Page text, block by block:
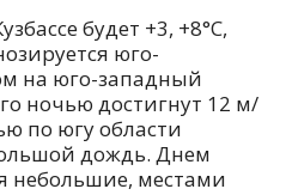
будет +3, +8°C,
юго-
на юго-западный
ночью достигнут 12 м/
по югу области
дождь. Днем
небольшие, местами